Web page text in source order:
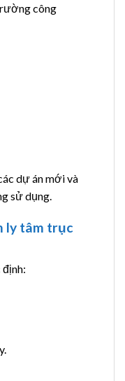
công
dự án mới và
sử dụng.
ly tâm trục